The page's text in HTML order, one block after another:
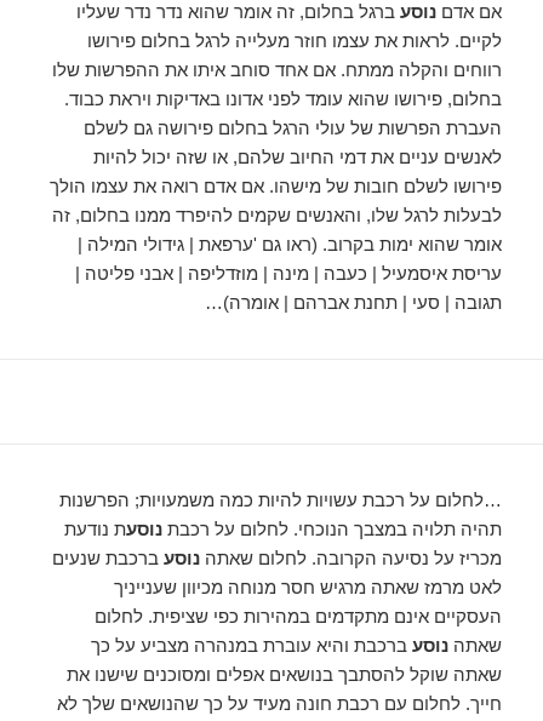
אם אדםנוסע ברגל בחלום, זה אומר שהוא נדר נדר שעליו
לקיים. לראות את עצמו חוזר מעלייה לרגל בחלום פירושו
רווחים והקלה ממתח. אם אחד סוחב איתו את ההפרשות שלו
בחלום, פירושו שהוא עומד לפני אדונו באדיקות ויראת כבוד.
העברת הפרשות של עולי הרגל בחלום פירושה גם לשלם
לאנשים עניים את דמי החיוב שלהם, או שזה יכול להיות
פירושו לשלם חובות של מישהו. אם אדם רואה את עצמו הולך
לבעלות לרגל שלו, והאנשים שקמים להיפרד ממנו בחלום, זה
אומר שהוא ימות בקרוב. (ראו גם 'ערפאת | גידולי המילה |
עריסת איסמעיל | כעבה | מינה | מוזדליפה | אבני פליטה |
תגובה | סעי | תחנת אברהם | אומרה)…
…לחלום על רכבת עשויות להיות כמה משמעויות; הפרשנות
תהיה תלויה במצבך הנוכחי. לחלום על רכבתנוסעת נודעת
מכריז על נסיעה הקרובה. לחלום שאתהנוסע ברכבת שנעים
לאט מרמז שאתה מרגיש חסר מנוחה מכיוון שענייניך
העסקיים אינם מתקדמים במהירות כפי שציפית. לחלום
שאתהנוסע ברכבת והיא עוברת במנהרה מצביע על כך
שאתה שוקל להסתבך בנושאים אפלים ומסוכנים שישנו את
חייך. לחלום עם רכבת חונה מעיד על כך שהנושאים שלך לא